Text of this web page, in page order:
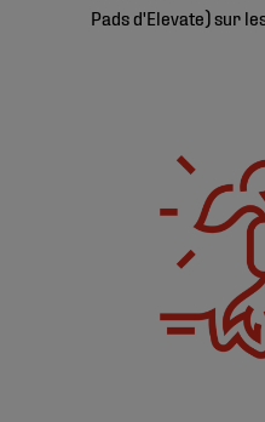
Pads d'Elevate) sur